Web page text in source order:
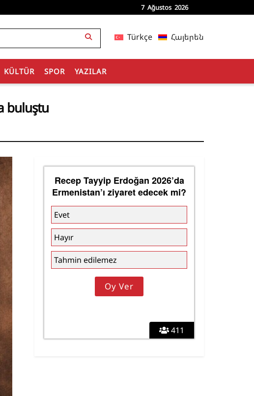
7 Ağustos 2026
Türkçe Հայերեն
KÜLTÜR SPOR YAZILAR
buluştu
411
Recep Tayyip Erdoğan 2026’da
Ermenistan’ı ziyaret edecek mi?
Evet
Hayır
Tahmin edilemez